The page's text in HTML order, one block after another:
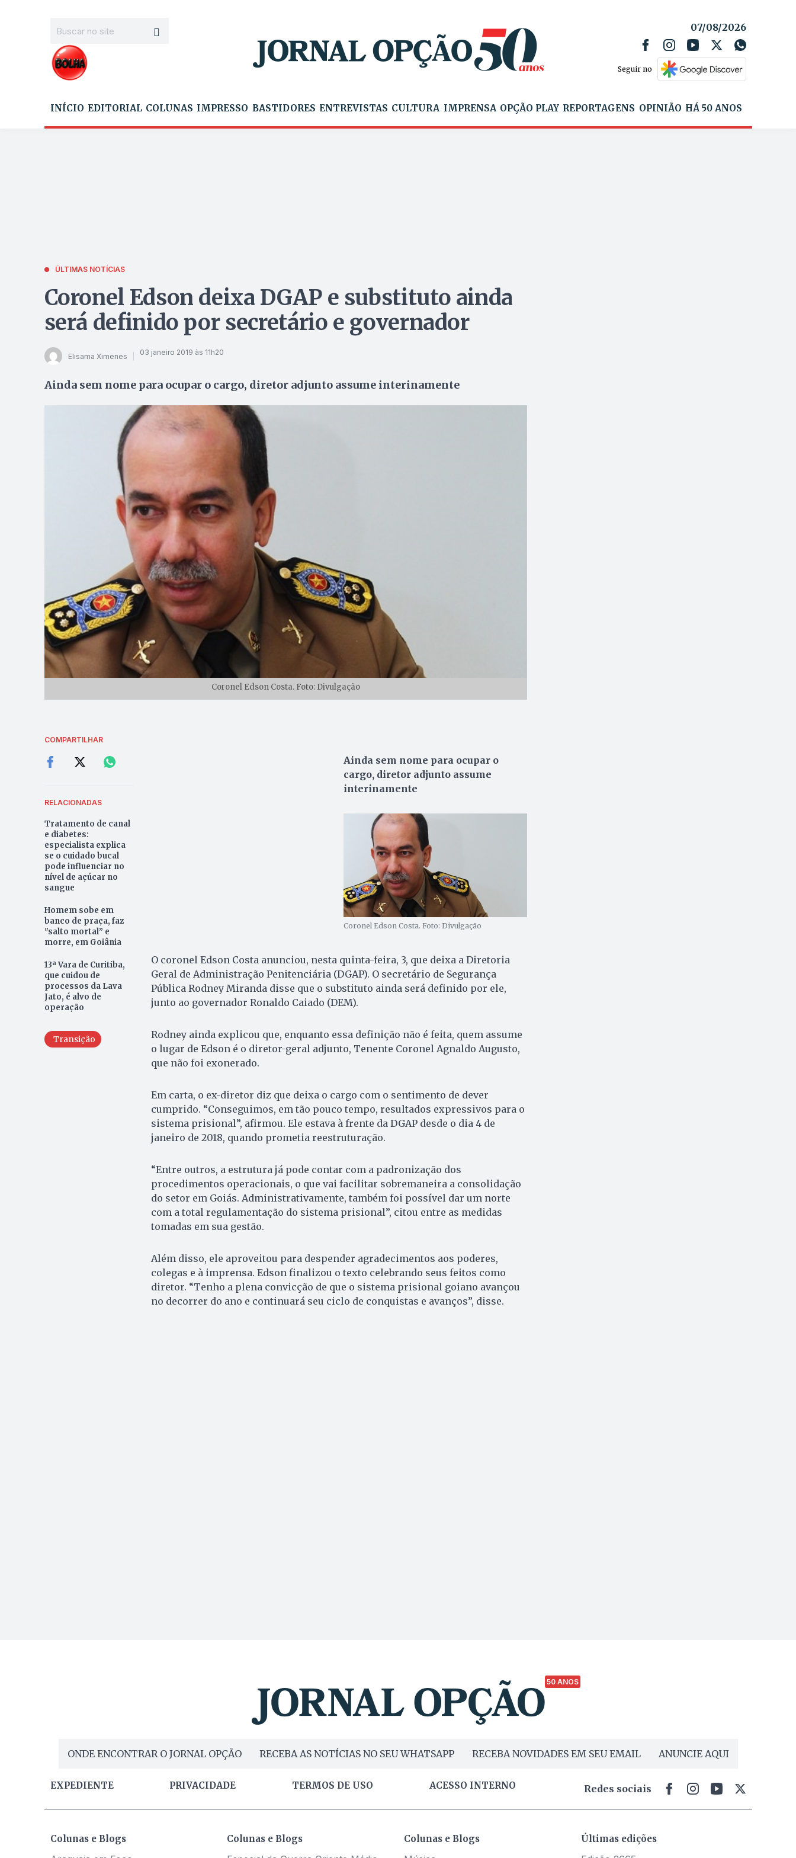
07/08/2026
Seguir no
INÍCIO EDITORIAL COLUNAS IMPRESSO BASTIDORES ENTREVISTAS CULTURA IMPRENSA OPÇÃO PLAY REPORTAGENS OPINIÃO HÁ 50 ANOS
ÚLTIMAS NOTÍCIAS
Coronel Edson deixa DGAP e substituto ainda
será definido por secretário e governador
Elisama Ximenes 03 janeiro 2019 às 11h20
Ainda sem nome para ocupar o cargo, diretor adjunto assume interinamente
Coronel Edson Costa. Foto: Divulgação
COMPARTILHAR
RELACIONADAS
Tratamento de canal
e diabetes:
especialista explica
se o cuidado bucal
pode influenciar no
nível de açúcar no
sangue
Homem sobe em
banco de praça, faz
"salto mortal” e
morre, em Goiânia
13ª Vara de Curitiba,
que cuidou de
processos da Lava
Jato, é alvo de
operação
Transição
Ainda sem nome para ocupar o
cargo, diretor adjunto assume
interinamente
Coronel Edson Costa. Foto: Divulgação
O coronel Edson Costa anunciou, nesta quinta-feira, 3, que deixa a Diretoria
Geral de Administração Penitenciária (DGAP). O secretário de Segurança
Pública Rodney Miranda disse que o substituto ainda será definido por ele,
junto ao governador Ronaldo Caiado (DEM).
Rodney ainda explicou que, enquanto essa definição não é feita, quem assume
o lugar de Edson é o diretor-geral adjunto, Tenente Coronel Agnaldo Augusto,
que não foi exonerado.
Em carta, o ex-diretor diz que deixa o cargo com o sentimento de dever
cumprido. “Conseguimos, em tão pouco tempo, resultados expressivos para o
sistema prisional”, afirmou. Ele estava à frente da DGAP desde o dia 4 de
janeiro de 2018, quando prometia reestruturação.
“Entre outros, a estrutura já pode contar com a padronização dos
procedimentos operacionais, o que vai facilitar sobremaneira a consolidação
do setor em Goiás. Administrativamente, também foi possível dar um norte
com a total regulamentação do sistema prisional”, citou entre as medidas
tomadas em sua gestão.
Além disso, ele aproveitou para despender agradecimentos aos poderes,
colegas e à imprensa. Edson finalizou o texto celebrando seus feitos como
diretor. “Tenho a plena convicção de que o sistema prisional goiano avançou
no decorrer do ano e continuará seu ciclo de conquistas e avanços”, disse.
50 ANOS
ONDE ENCONTRAR O JORNAL OPÇÃO RECEBA AS NOTÍCIAS NO SEU WHATSAPP RECEBA NOVIDADES EM SEU EMAIL ANUNCIE AQUI
EXPEDIENTE PRIVACIDADE TERMOS DE USO ACESSO INTERNO Redes sociais
Colunas e Blogs Colunas e Blogs Colunas e Blogs Últimas edições